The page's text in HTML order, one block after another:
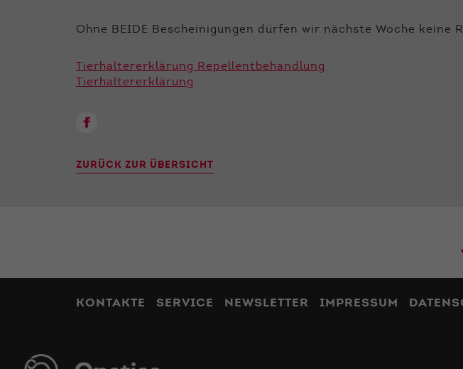
Ohne BEIDE Bescheinigungen dürfen wir nächste Woche keine
Tierhaltererklärung Repellentbehandlung
Tierhaltererklärung
ZURÜCK ZUR ÜBERSICHT
KONTAKTE SERVICE NEWSLETTER IMPRESSUM